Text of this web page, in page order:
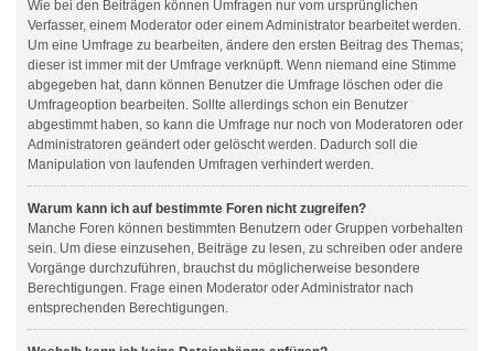
Wie bei den Beiträgen können Umfragen nur vom ursprünglichen
Verfasser, einem Moderator oder einem Administrator bearbeitet werden.
Um eine Umfrage zu bearbeiten, ändere den ersten Beitrag des Themas;
dieser ist immer mit der Umfrage verknüpft. Wenn niemand eine Stimme
abgegeben hat, dann können Benutzer die Umfrage löschen oder die
Umfrageoption bearbeiten. Sollte allerdings schon ein Benutzer
abgestimmt haben, so kann die Umfrage nur noch von Moderatoren oder
Administratoren geändert oder gelöscht werden. Dadurch soll die
Manipulation von laufenden Umfragen verhindert werden.
Warum kann ich auf bestimmte Foren nicht zugreifen?
Manche Foren können bestimmten Benutzern oder Gruppen vorbehalten
sein. Um diese einzusehen, Beiträge zu lesen, zu schreiben oder andere
Vorgänge durchzuführen, brauchst du möglicherweise besondere
Berechtigungen. Frage einen Moderator oder Administrator nach
entsprechenden Berechtigungen.